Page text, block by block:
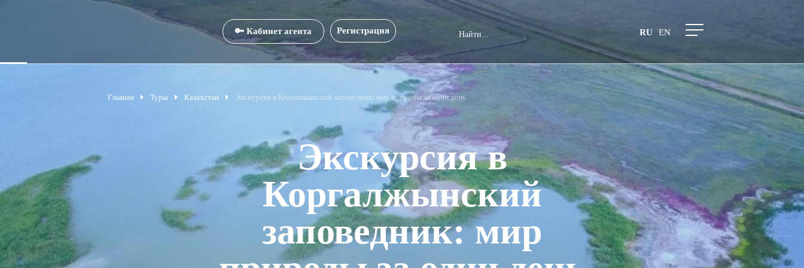
Регистрация
🔑 Кабинет агента RU EN
Главная Туры Казахстан Экскурсия в Коргалжынский заповедник: мир природы за один день
Экскурсия в
Коргалжынский
заповедник: мир